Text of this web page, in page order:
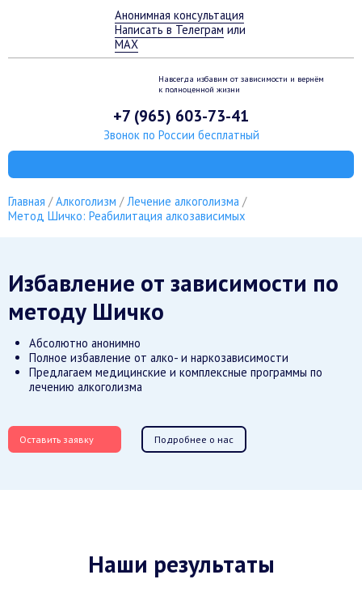
Анонимная консультация
Написать в Телеграм или
MAX
Навсегда избавим от зависимости и вернём
к полноценной жизни
+7 (965) 603-73-41
Звонок по России бесплатный
Главная Алкоголизм
Лечение алкоголизма
Метод Шичко: Реабилитация алкозависимых
Избавление от зависимости по
методу Шичко
Абсолютно анонимно
Полное избавление от алко- и наркозависимости
Предлагаем медицинские и комплексные программы по
лечению алкоголизма
Оставить заявку Подробнее о нас
Наши результаты